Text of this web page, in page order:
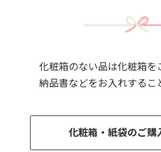
化粧箱のない品は化粧箱を
納品書などをお入れするこ
化粧箱・紙袋のご購